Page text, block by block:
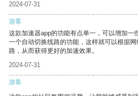
2024-07-31
游客
这款加速器app的功能有点单一，可以增加一
一个自动切换线路的功能，这样就可以根据
路，从而获得更好的加速效果。
2024-07-31
游客